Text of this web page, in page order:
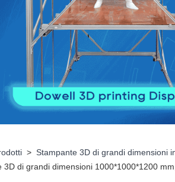
> Stampante 3D di grandi dimensioni
3D di grandi dimensioni 1000*1000*1200